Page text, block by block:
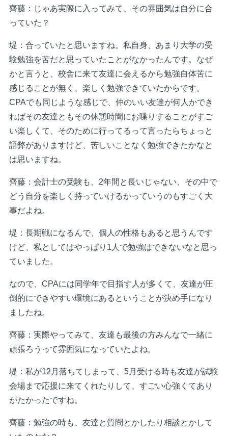
齊藤：じゃあ実際に入ってみて、その雰囲気は自分に合
っていた？
堤：合っていたと思いますね。私自身、あまり大学の受
験勉強を苦だと思っていたことがなかったんです。なぜ
かと言うと、校舎に来て友達に会えるから勉強自体苦に
感じることが無く、楽しく勉強できていたからです。
CPAでも同じような感じで、仲のいい友達が何人かでき
ればその友達ともその休憩時間にお喋りすることがすご
い楽しくて、そのために行ってるって言ったらちょっと
語弊がありますけど、苦しいことなく勉強できたかなと
は思いますね。
齊藤：会計士の受験も、2年間と長いじゃない、その中で
どう自分を楽しく持っていけるかっていうのもすごく大
事だよね。
堤：長期戦になるんで、個人の性格もあると思うんです
けど、私としてはやっぱり1人で勉強はできないなと思っ
ていました。
なので、CPAには同学年で目指す人が多くて、友達が圧
倒的にできやすい環境にあるということが決め手になり
ましたね。
齊藤：実際やってみて、友達も最後の方みんなで一緒に
頑張ろうって雰囲気になっていたよね。
堤：私が12月落ちてしまって、5月受ける時も友達が試験
会場まで応援に来てくれたりして、すごい心強くてあり
がたかったですね。
齊藤：勉強の時も、友達と質問とかしたり相談とかして